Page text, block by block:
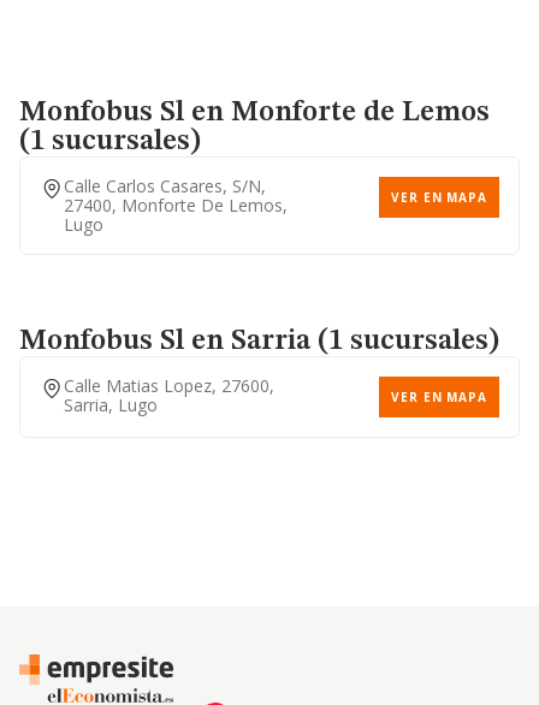
Monfobus Sl en Monforte de Lemos
(1 sucursales)
Calle Carlos Casares, S/n,
27400, Monforte De Lemos,
Lugo
VER EN MAPA
Monfobus Sl en Sarria (1 sucursales)
Calle Matias Lopez, 27600,
Sarria, Lugo
VER EN MAPA